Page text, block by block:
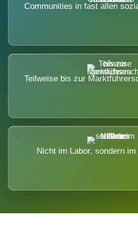
Communities in fast allen
Teilweise bis zur
Nicht im Labor, sondern